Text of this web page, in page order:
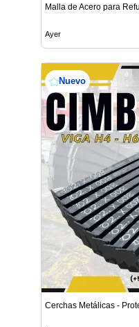
Malla de Acero para
Ayer
Nuevo
Cerchas Metálicas -